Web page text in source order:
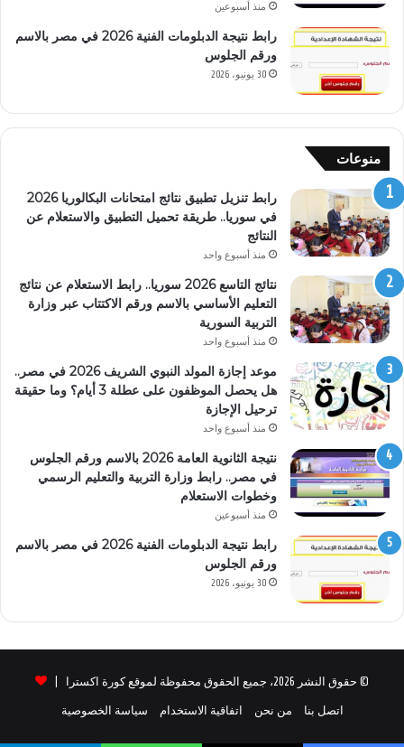
منذ أسبوعين
رابط نتيجة الدبلومات الفنية 2026 في مصر بالاسم
ورقم الجلوس
30 يونيو، 2026
منوعات
رابط تنزيل تطبيق نتائج امتحانات البكالوريا 2026
في سوريا.. طريقة تحميل التطبيق والاستعلام عن
النتائج
منذ أسبوع واحد
نتائج التاسع 2026 سوريا.. رابط الاستعلام عن نتائج
التعليم الأساسي بالاسم ورقم الاكتتاب عبر وزارة
التربية السورية
منذ أسبوع واحد
موعد إجازة المولد النبوي الشريف 2026 في مصر..
هل يحصل الموظفون على عطلة 3 أيام؟ وما حقيقة
ترحيل الإجازة
منذ أسبوع واحد
نتيجة الثانوية العامة 2026 بالاسم ورقم الجلوس
في مصر.. رابط وزارة التربية والتعليم الرسمي
وخطوات الاستعلام
منذ أسبوعين
رابط نتيجة الدبلومات الفنية 2026 في مصر بالاسم
ورقم الجلوس
30 يونيو، 2026
© حقوق النشر 2026، جميع الحقوق محفوظة لموقع كورة اكسترا |
اتصل بنا من نحن اتفاقية الاستخدام سياسة الخصوصية